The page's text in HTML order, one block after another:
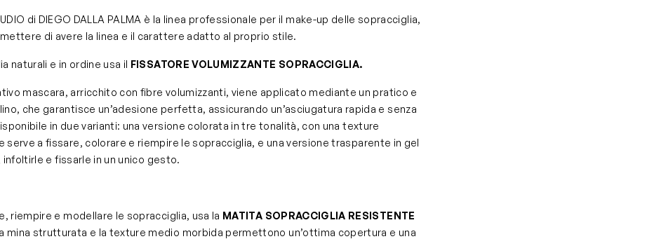
di DIEGO DALLA PALMA è la linea professionale per il make-up delle sopracciglia,
di avere la linea e il carattere adatto al proprio stile.
naturali e in ordine usa il FISSATORE VOLUMIZZANTE SOPRACCIGLIA.
mascara, arricchito con fibre volumizzanti, viene applicato mediante un pratico e
che garantisce un’adesione perfetta, assicurando un’asciugatura rapida e senza
in due varianti: una versione colorata in tre tonalità, con una texture
serve a fissare, colorare e riempire le sopracciglia, e una versione trasparente in gel
e fissarle in un unico gesto.
riempire e modellare le sopracciglia, usa la MATITA SOPRACCIGLIA RESISTENTE
mina strutturata e la texture medio morbida permettono un’ottima copertura e una